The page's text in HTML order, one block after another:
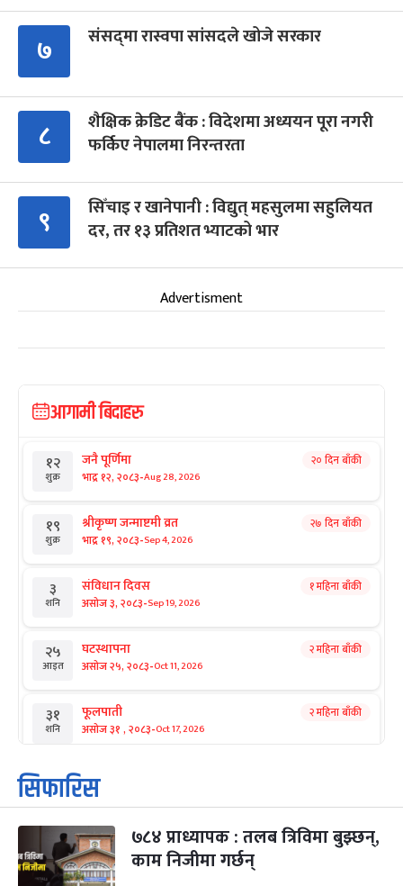
७ संसद्‍मा रास्वपा सांसदले खोजे सरकार
८
शैक्षिक क्रेडिट बैंक : विदेशमा अध्ययन पूरा नगरी
फर्किए नेपालमा निरन्तरता
९
सिँचाइ र खानेपानी : विद्युत् महसुलमा सहुलियत
दर, तर १३ प्रतिशत भ्याटको भार
Advertisment
आगामी बिदाहरु
१२
शुक्र
जनै पूर्णिमा
भाद्र १२, २०८३-Aug 28, 2026
२० दिन बाँकी
१९
शुक्र
श्रीकृष्ण जन्माष्टमी व्रत
भाद्र १९, २०८३-Sep 4, 2026
२७ दिन बाँकी
३
शनि
संविधान दिवस
असोज ३, २०८३-Sep 19, 2026
१ महिना बाँकी
२५
आइत
घटस्थापना
असोज २५, २०८३-Oct 11, 2026
२ महिना बाँकी
३१
शनि
फूलपाती
असोज ३१ , २०८३-Oct 17, 2026
२ महिना बाँकी
१
आइत
कार्तिक सङ्क्रान्ति
कार्तिक १, २०८३
३
मंगल
महानवमी
कार्तिक ३, २०८३-Oct 20, 2026
२ महिना बाँकी
सिफारिस
७८४ प्राध्यापक : तलब त्रिविमा बुझ्छन्,
काम निजीमा गर्छन्